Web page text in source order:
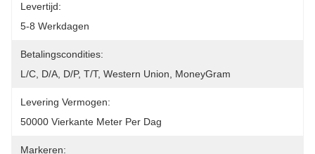
Levertijd:
5-8 Werkdagen
Betalingscondities:
L/C, D/A, D/P, T/T, Western Union, MoneyGram
Levering Vermogen:
50000 Vierkante Meter Per Dag
Markeren: